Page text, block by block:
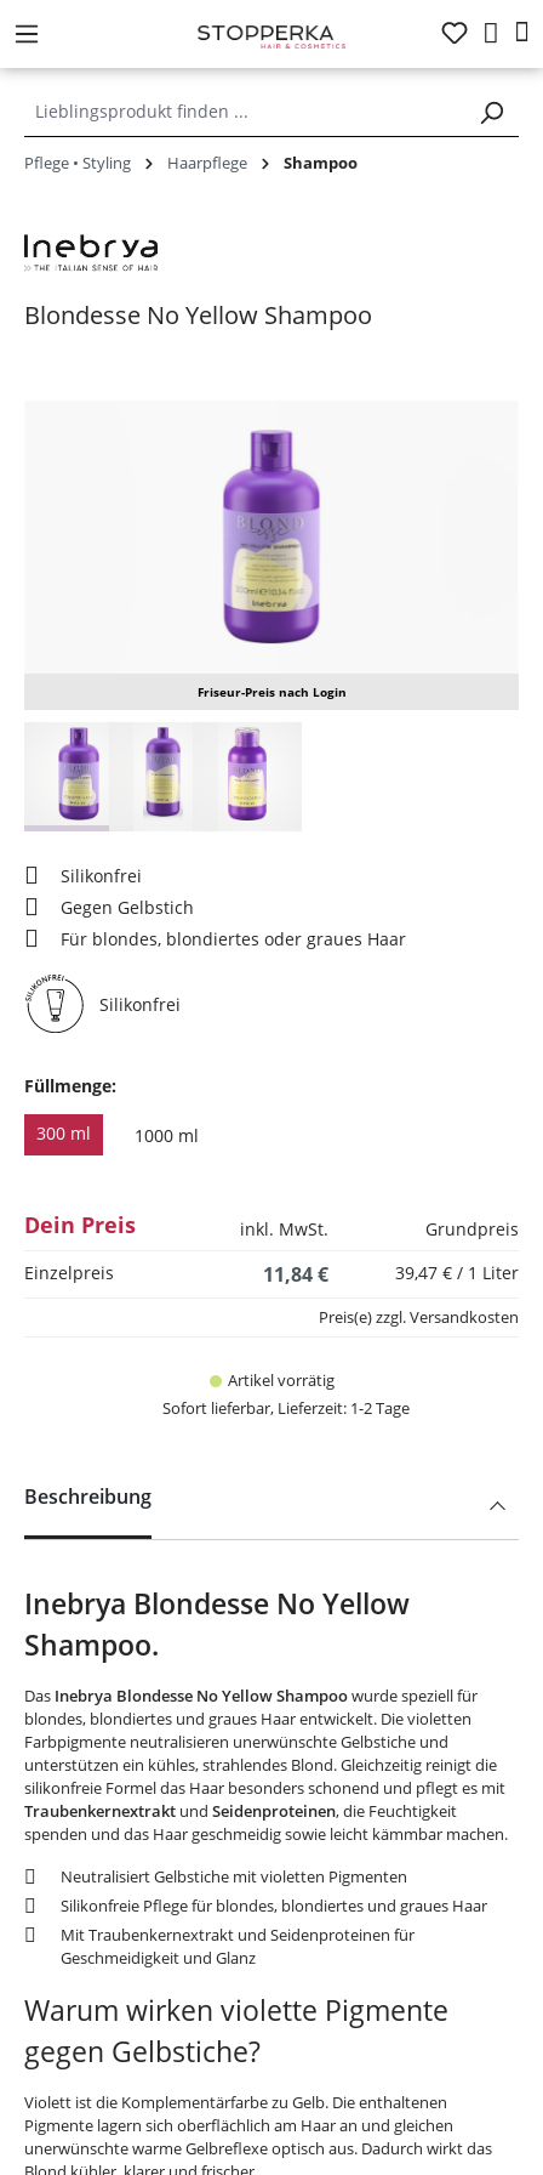
springen
Pflege • Styling Haarpflege Shampoo
Blondesse No Yellow Shampoo
Friseur-Preis nach Login
Silikonfrei
Gegen Gelbstich
Für blondes, blondiertes oder graues Haar
Silikonfrei
Füllmenge:
300 ml 1000 ml
Dein Preis inkl. MwSt.
Grundpreis
Einzelpreis
11,84 € 39,47 € / 1 Liter
Artikel vorrätig
Sofort lieferbar, Lieferzeit: 1-2 Tage
Preis(e) zzgl. Versandkosten
Beschreibung
Inebrya Blondesse No Yellow
Shampoo.
Das Inebrya Blondesse No Yellow Shampoowurde speziell für
blondes, blondiertes und graues Haar entwickelt. Die violetten
Farbpigmente neutralisieren unerwünschte Gelbstiche und
unterstützen ein kühles, strahlendes Blond. Gleichzeitig reinigt die
silikonfreie Formel das Haar besonders schonend und pflegt es mit
Traubenkernextrakt und Seidenproteinen, die Feuchtigkeit
spenden und das Haar geschmeidig sowie leicht kämmbar machen.
Neutralisiert Gelbstiche mit violetten Pigmenten
Silikonfreie Pflege für blondes, blondiertes und graues Haar
Mit Traubenkernextrakt und Seidenproteinen für
Geschmeidigkeit und Glanz
Warum wirken violette Pigmente
gegen Gelbstiche?
Violett ist die Komplementärfarbe zu Gelb. Die enthaltenen
Pigmente lagern sich oberflächlich am Haar an und gleichen
unerwünschte warme Gelbreflexe optisch aus. Dadurch wirkt das